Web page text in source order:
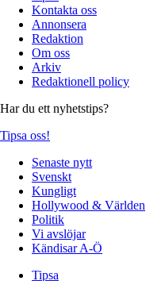
Kontakta oss
Annonsera
Redaktion
Om oss
Arkiv
Redaktionell policy
Har du ett nyhetstips?
Tipsa oss!
Senaste nytt
Svenskt
Kungligt
Hollywood & Världen
Politik
Vi avslöjar
Kändisar A-Ö
Tipsa